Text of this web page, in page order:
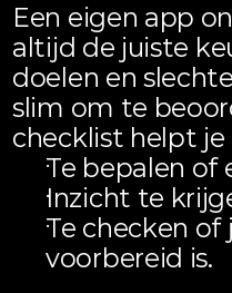
Een eigen app
altijd de juiste
doelen en
slim om te
checklist helpt je
Te bepalen of
Inzicht te
Te checken
voorbereid is.